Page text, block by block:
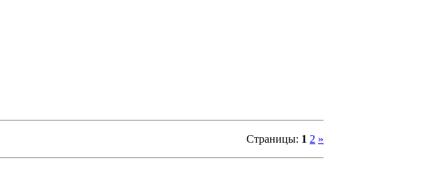
Страницы: 1 2 »